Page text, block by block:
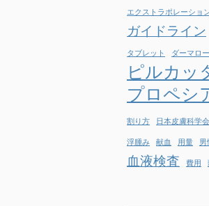
エクストラポレーショ
ガイドライン
タブレット ダーマロ
ピルカッ
プロペシ
割り方 日本皮膚科学会
浮腫み 献血 用量 男
血液検査 費用